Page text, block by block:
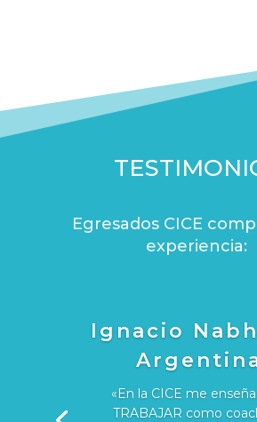
Egresados CICE
experiencia:
Ignacio
«En la CICE me
TRABAJAR como